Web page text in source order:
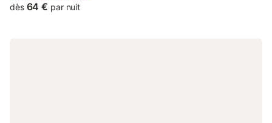
dès 64 € par nuit